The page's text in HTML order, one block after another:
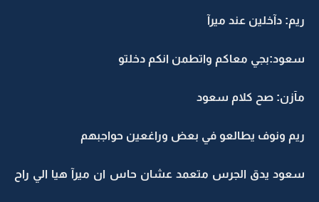
ريم: دآخلين عند ميرآ
سعود:بجي معاكم واتطمن انكم دخلتو
مآزن: صح كلام سعود
ريم ونوف يطالعو في بعض وراغعين حواجبهم
سعود يدق الجرس متعمد عشان حاس ان ميرآ هيا الي راح